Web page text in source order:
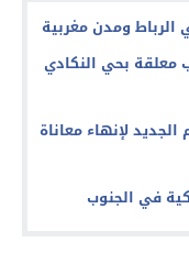
معلقة بحي النكادي
لإنهاء معاناة
في الجنوب